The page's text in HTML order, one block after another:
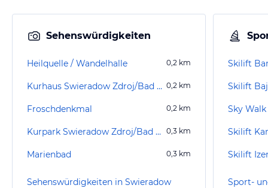
Sehenswürdigkeiten
Heilquelle / Wandelhalle 0,2 km
Kurhaus Swieradow Zdroj/Bad Flinsberg 0,2 km
Froschdenkmal 0,2 km
Kurpark Swieradow Zdroj/Bad Flinsberg 0,3 km
Marienbad 0,3 km
Sehenswürdigkeiten in Swieradow
Skilift
Skilift
Sky
Skilift
Skilift
Sport-